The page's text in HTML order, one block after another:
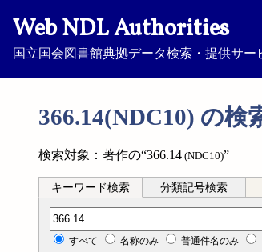
Web NDL Authorities
国立国会図書館典拠データ検索・提供サー
366.14(NDC10) の検
検索対象：著作の“366.14 (NDC10)”
キーワード検索 分類記号検索
分類記号検索
すべて 名称のみ 普通件名のみ